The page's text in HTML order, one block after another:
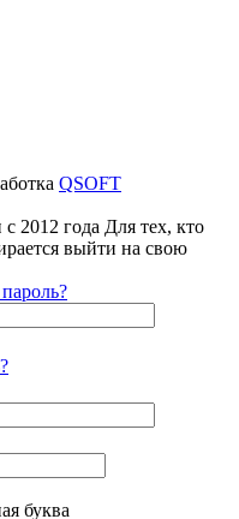
QSOFT
2012 года Для тех, кто
выйти на свою
буква